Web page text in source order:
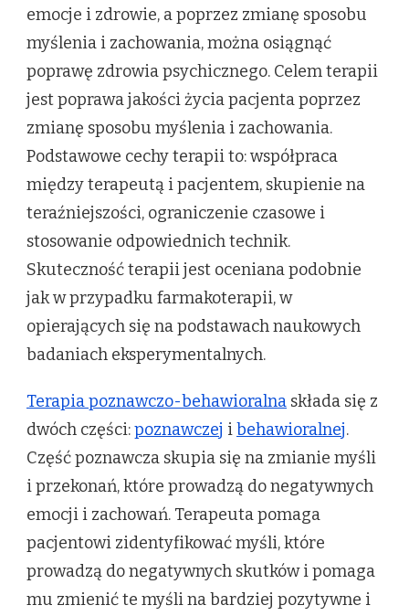
emocje i zdrowie, a poprzez zmianę sposobu
myślenia i zachowania, można osiągnąć
poprawę zdrowia psychicznego. Celem terapii
jest poprawa jakości życia pacjenta poprzez
zmianę sposobu myślenia i zachowania.
Podstawowe cechy terapii to: współpraca
między terapeutą i pacjentem, skupienie na
teraźniejszości, ograniczenie czasowe i
stosowanie odpowiednich technik.
Skuteczność terapii jest oceniana podobnie
jak w przypadku farmakoterapii, w
opierających się na podstawach naukowych
badaniach eksperymentalnych.
Terapia poznawczo-behawioralna składa się z
dwóch części:poznawczej ibehawioralnej.
Część poznawcza skupia się na zmianie myśli
i przekonań, które prowadzą do negatywnych
emocji i zachowań. Terapeuta pomaga
pacjentowi zidentyfikować myśli, które
prowadzą do negatywnych skutków i pomaga
mu zmienić te myśli na bardziej pozytywne i